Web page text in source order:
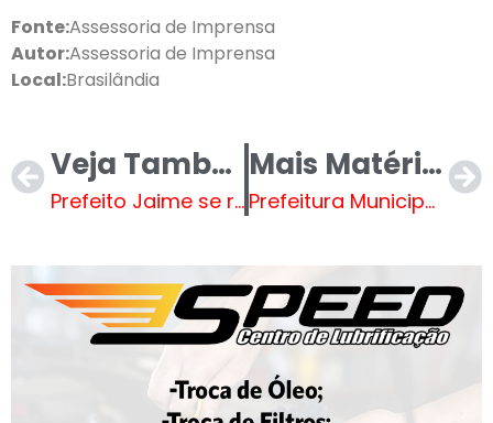
Fonte:Assessoria de Imprensa
Autor:Assessoria de Imprensa
Local:Brasilândia
Veja Também
Prefeito Jaime se reúne com representantes de empresa que construirá “linhão”
Mais Matérias
Prefeitura Municipal de Brasilândia reforça manutenção na área rural para início do ano letivo e transporte escolar